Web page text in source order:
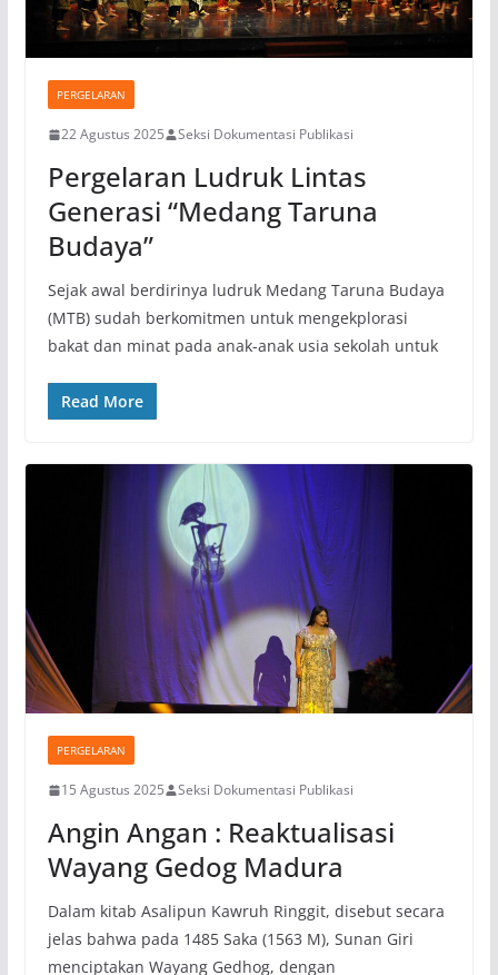
PERGELARAN
22 Agustus 2025 Seksi Dokumentasi Publikasi
Pergelaran Ludruk Lintas
Generasi “Medang Taruna
Budaya”
Sejak awal berdirinya ludruk Medang Taruna Budaya
(MTB) sudah berkomitmen untuk mengekplorasi
bakat dan minat pada anak-anak usia sekolah untuk
Read More
PERGELARAN
15 Agustus 2025 Seksi Dokumentasi Publikasi
Angin Angan : Reaktualisasi
Wayang Gedog Madura
Dalam kitab Asalipun Kawruh Ringgit, disebut secara
jelas bahwa pada 1485 Saka (1563 M), Sunan Giri
menciptakan Wayang Gedhog, dengan